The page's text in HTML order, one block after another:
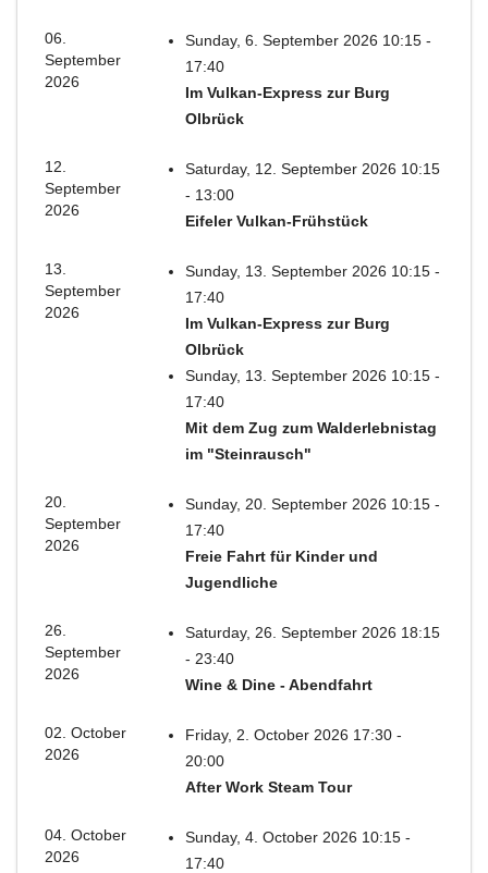
06.
September
2026
Sunday, 6. September 2026 10:15 -
17:40
Im Vulkan-Express zur Burg
Olbrück
12.
September
2026
Saturday, 12. September 2026 10:15
- 13:00
Eifeler Vulkan-Frühstück
13.
September
2026
Sunday, 13. September 2026 10:15 -
17:40
Im Vulkan-Express zur Burg
Olbrück
Sunday, 13. September 2026 10:15 -
17:40
Mit dem Zug zum Walderlebnistag
im "Steinrausch"
20.
September
2026
Sunday, 20. September 2026 10:15 -
17:40
Freie Fahrt für Kinder und
Jugendliche
26.
September
2026
Saturday, 26. September 2026 18:15
- 23:40
Wine & Dine - Abendfahrt
02. October
2026
Friday, 2. October 2026 17:30 -
20:00
After Work Steam Tour
04. October
2026
Sunday, 4. October 2026 10:15 -
17:40